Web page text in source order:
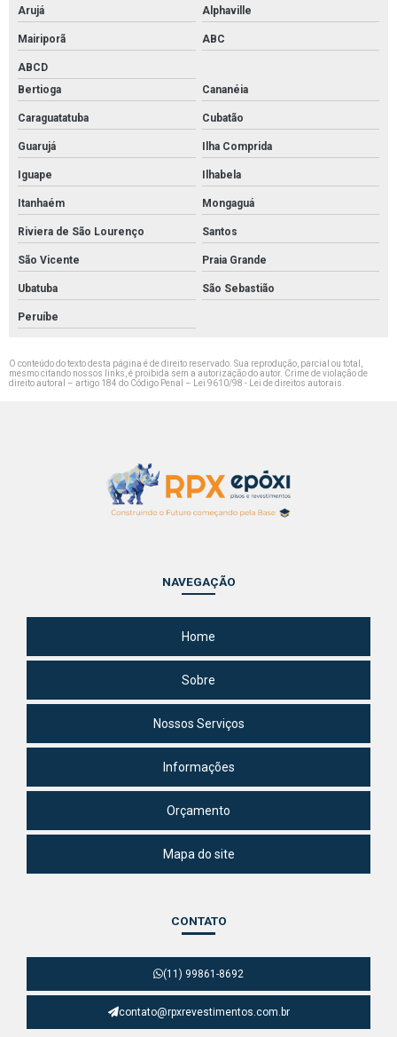
Pintura uretano para cozinha industrial
Pintura epóxi para indústria farmacêutica
Pintura epóxi em sorocaba
Pintura com tinta epóxi em campinas
Pintura epóxi guarulhos
Empresa de pintura epóxi em são bernardo
Arujá Alphaville
Mairiporã ABC
ABCD
Bertioga
Cananéia
Caraguatatuba Cubatão
Guarujá Ilha Comprida
Iguape Ilhabela
Itanhaém Mongaguá
Riviera de São Lourenço Santos
São Vicente Praia Grande
Ubatuba São Sebastião
Peruíbe
O conteúdo do texto desta página é de direito reservado. Sua reprodução, parcial ou total,
mesmo citando nossos links, é proibida sem a autorização do autor. Crime de violação de
direito autoral – artigo 184 do Código Penal –
Lei 9610/98 - Lei de direitos autorais
NAVEGAÇÃO
Home
Sobre
Nossos Serviços
Informações
Orçamento
Mapa do site
CONTATO
(11) 99861-8692
contato@rpxrevestimentos.com.br